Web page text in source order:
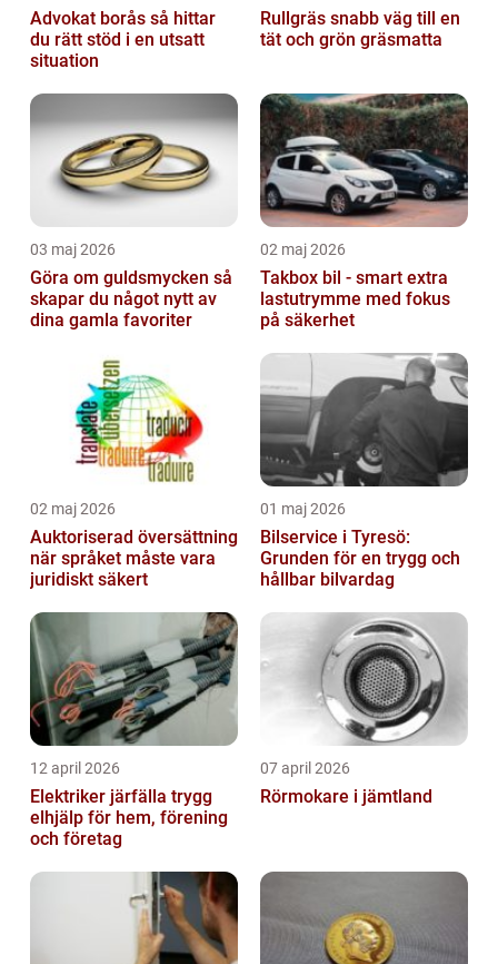
Advokat borås så hittar
du rätt stöd i en utsatt
situation
Rullgräs snabb väg till en
tät och grön gräsmatta
03 maj 2026
Göra om guldsmycken så
skapar du något nytt av
dina gamla favoriter
02 maj 2026
Takbox bil - smart extra
lastutrymme med fokus
på säkerhet
02 maj 2026
Auktoriserad översättning
när språket måste vara
juridiskt säkert
01 maj 2026
Bilservice i Tyresö:
Grunden för en trygg och
hållbar bilvardag
12 april 2026
Elektriker järfälla trygg
elhjälp för hem, förening
och företag
07 april 2026
Rörmokare i jämtland